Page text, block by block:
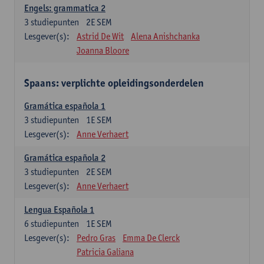
Engels: grammatica 2
2E SEM
3 studiepunten
Lesgever(s):
Astrid De Wit
Alena Anishchanka
Joanna Bloore
Spaans: verplichte opleidingsonderdelen
Gramática española 1
1E SEM
3 studiepunten
Lesgever(s):
Anne Verhaert
Gramática española 2
2E SEM
3 studiepunten
Lesgever(s):
Anne Verhaert
Lengua Española 1
1E SEM
6 studiepunten
Lesgever(s):
Pedro Gras
Emma De Clerck
Patricia Galiana